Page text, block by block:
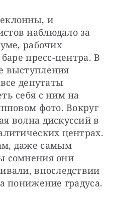
и
наблюдало за
рабочих
пресс-центра. В
выступления
депутаты
себя с ним на
фото. Вокруг
волна дискуссий в
центрах.
даже самым
сомнения они
впоследствии
понижение градуса.